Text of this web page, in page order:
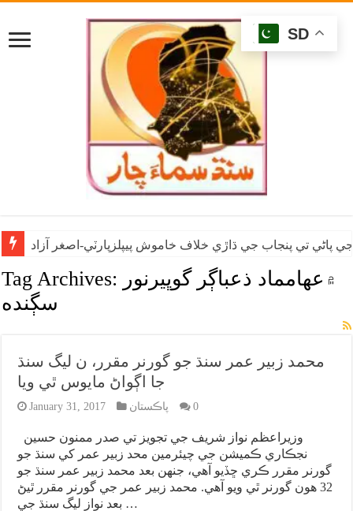
پاڻي تي پنجاب جي ڌاڙي خلاف خاموش پيپلزپارٽي-اصغر آزاد
Tag Archives: ۾عهامماد ذعباڳر گوڀيرنور
سڳنده
محمد زبير عمر سنڌ جو گورنر مقرر، ن ليگ سنڌ
جا اڳواڻ مايوس ٿي ويا
January 31, 2017 پاڪستان 0
نجڪاري ڪميشن جي چيئرمين محد زبير عمر کي سنڌ جو
گورنر مقرر ڪري ڇڏيو آهي، جنهن بعد محمد زبير عمر سنڌ جو
32 هون گورنر ٿي ويو آهي. محمد زبير عمر جي گورنر مقرر ٿيڻ
بعد نواز ليگ سنڌ جي …
SD